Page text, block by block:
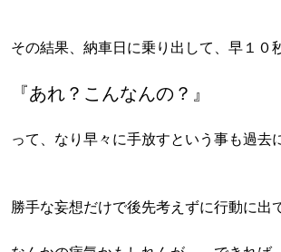
その結果、納車日に乗り出して、早１０
『あれ？こんなんの？』
って、なり早々に手放すという事も過去
勝手な妄想だけで後先考えずに行動に出